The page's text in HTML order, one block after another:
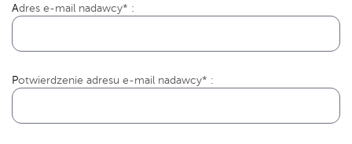
Adres e-mail nadawcy* :
Potwierdzenie adresu e-mail nadawcy* :